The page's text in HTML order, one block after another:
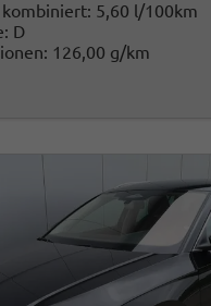
5,60 l/100km
D
126,00 g/km